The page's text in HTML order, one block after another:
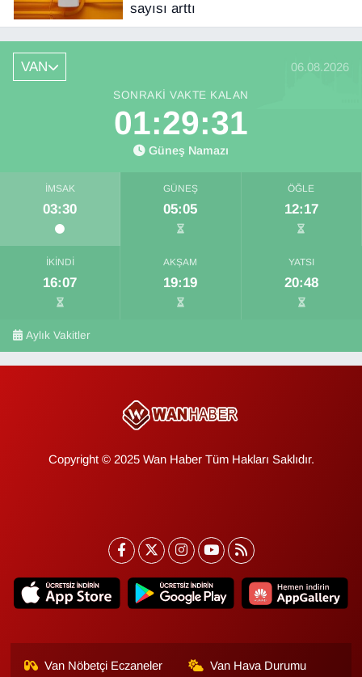
sayısı arttı
VAN 06.08.2026
SONRAKI VAKTE KALAN
01:29:30
Güneş Namazı
İMSAK
03:30
GÜNEŞ
05:05
ÖĞLE
12:17
İKINDI
16:07
AKŞAM
19:19
YATSI
20:48
Aylık Vakitler
Copyright © 2025 Wan Haber Tüm Hakları Saklıdır.
Van Nöbetçi Eczaneler Van Hava Durumu